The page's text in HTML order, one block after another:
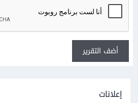
أضف التقرير
إعلانات